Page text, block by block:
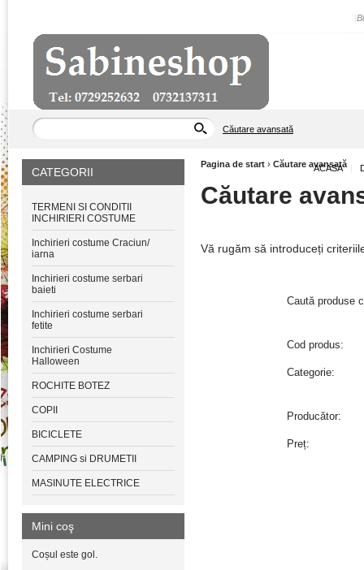
Căutare avansată
ACASA
CATEGORII
TERMENI SI CONDITII
INCHIRIERI COSTUME
Inchirieri costume Craciun/
iarna
Inchirieri costume serbari
baieti
Inchirieri costume serbari
fetite
Inchirieri Costume
Halloween
ROCHITE BOTEZ
COPII
BICICLETE
CAMPING si DRUMETII
MASINUTE ELECTRICE
Mini coş
Coșul este gol.
Pagina de start › Căutare avansată
Căutare
Vă rugăm să introduceți
Caută produse
Cod produs:
Categorie:
Producător:
Preț: